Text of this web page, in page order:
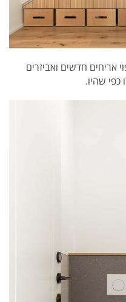
אריחים חדשים ואביזרים
כפי שהיו.